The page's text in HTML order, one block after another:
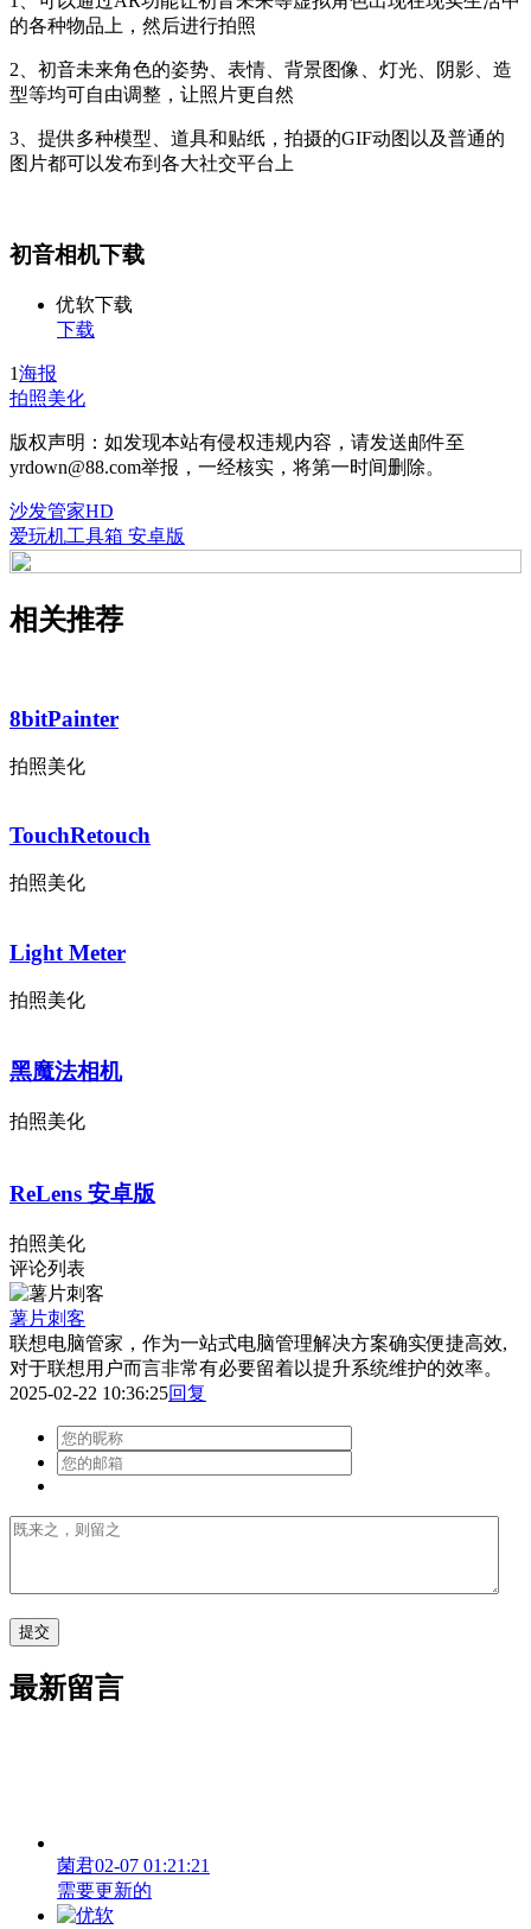
的各种物品上，然后进行拍照
2、初音未来角色的姿势、表情、背景图像、灯光、阴影、造
型等均可自由调整，让照片更自然
3、提供多种模型、道具和贴纸，拍摄的GIF动图以及普通的
图片都可以发布到各大社交平台上
初音相机下载
优软下载
下载
1海报
拍照美化
版权声明：如发现本站有侵权违规内容，请发送邮件至
yrdown@88.com举报，一经核实，将第一时间删除。
沙发管家HD
爱玩机工具箱 安卓版
相关推荐
8bitPainter
拍照美化
TouchRetouch
拍照美化
Light Meter
拍照美化
黑魔法相机
拍照美化
ReLens 安卓版
拍照美化
评论列表
薯片刺客
联想电脑管家，作为一站式电脑管理解决方案确实便捷高效,
对于联想用户而言非常有必要留着以提升系统维护的效率。
2025-02-22 10:36:25回复
最新留言
菌君02-07 01:21:21
需要更新的